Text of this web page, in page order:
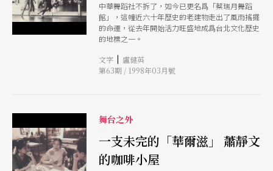
中華舞蹈社不拆了，如今已更名爲「蔡瑞月舞蹈
館」，這幢近六十年歷史的老建物走出了風雨搖擺
的命運，從去年開始活力旺盛地成爲台北文化歷史
的地標之一。
文字 | 盧健英
第63期 / 1998年03月號
舞台之外
一支未完的「華爾滋」 蕭靜文
的咖啡小屋